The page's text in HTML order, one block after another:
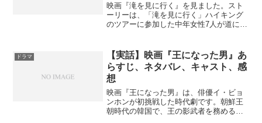
映画『滝を見に行く』を見ました。スト
ーリーは、「滝を見に行く」ハイキング
のツアーに参加した中年女性7人が道に迷
ですが、多数の中年女性が山で道に迷
い、一晩野宿するという設...
ドラマ
【実話】映画『王になった男』あ
らすじ、ネタバレ、キャスト、感
想
映画『王になった男』は、俳優イ・ビョ
ンホンが初挑戦した時代劇です。朝鮮王
朝時代の韓国で、王の影武者を務める身